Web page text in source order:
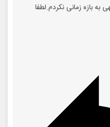
بازه زمانی نکردم.لطفا